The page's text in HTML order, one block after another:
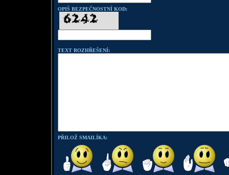
OPIŠ BEZPEČNOSTNÍ KOD:
TEXT ROZHŘEŠENÍ:
PŘILOŽ SMAILÍKA: